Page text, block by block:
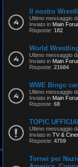
Il nostro
Ultimo messaggio
Inviato in Main
Risposte: 182
World
Ultimo messaggio
Inviato in Main
Risposte: 21684
WWE Bingo
Ultimo messaggio
Inviato in Main
Risposte: 68
TOPIC
Ultimo messaggio
Inviato in TV &
Risposte: 4759
Tornei per